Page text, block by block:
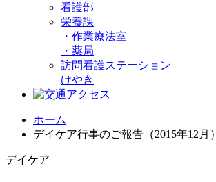
看護部
栄養課
・ 作業療法室
・ 薬局
訪問看護ステーション
けやき
ホーム
デイケア行事のご報告（2015年12月）
デイケア